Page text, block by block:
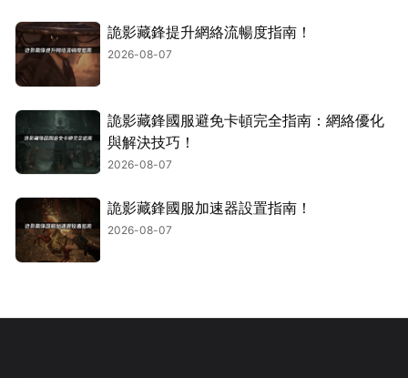
詭影藏鋒提升網絡流暢度指南！
2026-08-07
詭影藏鋒國服避免卡頓完全指南：網絡優化
與解決技巧！
2026-08-07
詭影藏鋒國服加速器設置指南！
2026-08-07